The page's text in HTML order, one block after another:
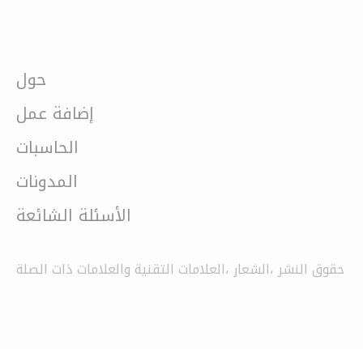
حول
إضافة عمل
الحاسبات
المدونات
الأسئلة الشائعة
حقوق النشر ،الشعار ،العلامات التقنية والعلامات ذات الصلة